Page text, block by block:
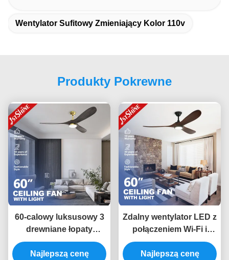
Wentylator Sufitowy Zmieniający Kolor 110v
Produkty Pokrewne
60-calowy luksusowy 3
drewniane łopaty
światło sufitowe z
silnikiem Dc
Najlepszą cenę
Zdalny wentylator LED z
połączeniem Wi-Fi i
dostosowanymi
opcjami
Najlepszą cenę